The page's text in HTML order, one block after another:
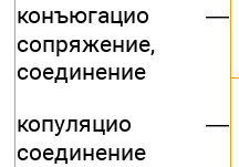
конъюгацио —
сопряжение,
соединение
копуляцио —
соединение